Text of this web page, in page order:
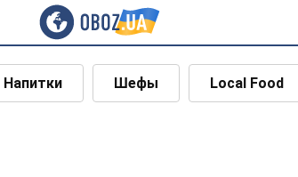
Напитки Шефы Local Food